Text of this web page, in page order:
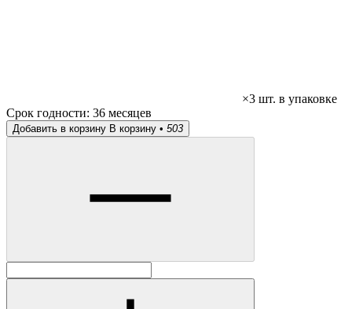
×3 шт. в упаковке
Срок годности: 36 месяцев
Добавить в корзину В корзину • 503